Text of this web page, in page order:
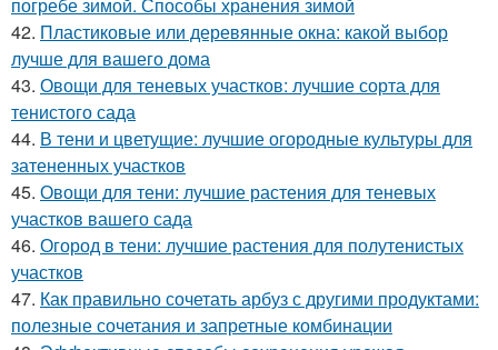
погребе зимой. Способы хранения зимой
42. Пластиковые или деревянные окна: какой выбор
лучше для вашего дома
43. Овощи для теневых участков: лучшие сорта для
тенистого сада
44. В тени и цветущие: лучшие огородные культуры для
затененных участков
45. Овощи для тени: лучшие растения для теневых
участков вашего сада
46. Огород в тени: лучшие растения для полутенистых
участков
47. Как правильно сочетать арбуз с другими продуктами:
полезные сочетания и запретные комбинации